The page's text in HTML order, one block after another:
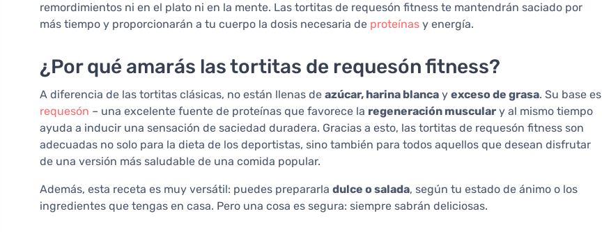
remordimientos ni en el plato ni en la mente. Las tortitas de requesón fitness te mantendrán saciado por
más tiempo y proporcionarán a tu cuerpo la dosis necesaria de proteínas y energía.
¿Por qué amarás las tortitas de requesón fitness?
A diferencia de las tortitas clásicas, no están llenas de azúcar, harina blanca y exceso de grasa. Su base es
requesón – una excelente fuente de proteínas que favorece la regeneración muscular y al mismo tiempo
ayuda a inducir una sensación de saciedad duradera. Gracias a esto, las tortitas de requesón fitness son
adecuadas no solo para la dieta de los deportistas, sino también para todos aquellos que desean disfrutar
de una versión más saludable de una comida popular.
Además, esta receta es muy versátil: puedes prepararla dulce o salada, según tu estado de ánimo o los
ingredientes que tengas en casa. Pero una cosa es segura: siempre sabrán deliciosas.